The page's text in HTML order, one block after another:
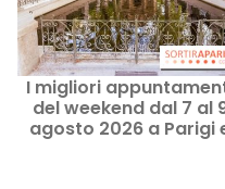
I migliori
del weekend dal 7 al
agosto 2026 a Parigi